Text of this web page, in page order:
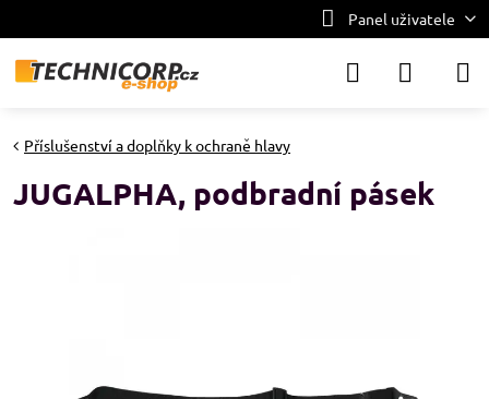
Panel uživatele
Příslušenství a doplňky k ochraně hlavy
JUGALPHA, podbradní pásek